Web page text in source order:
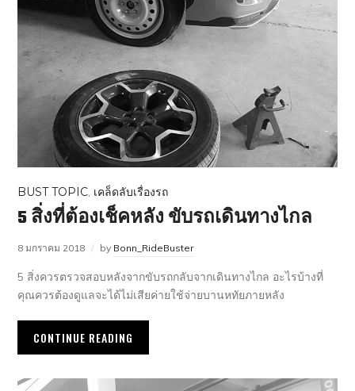
BUST TOPIC, เคล็ดลับเรื่องรถ
5 สิ่งที่ต้องเช็คหลัง ขับรถเดินทางไกล
8 มกราคม 2018 by Bonn_RideBuster
5 สิ่งควรตรวจสอบหลังจากขับรถกลับจากเดินทางไกล อะไรบ้างที่
คุณควรต้องดูแลจะได้ไม่เสียค่ายใช้จ่ายบานหทัยภายหลัง
CONTINUE READING